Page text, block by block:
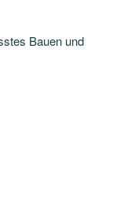
Bauen und